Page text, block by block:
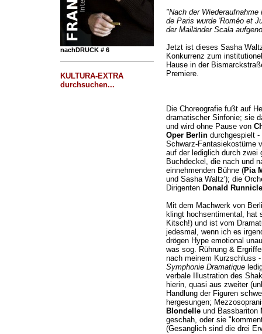
nachDRUCK # 6
KULTURA-EXTRA
durchsuchen...
"Nach der
de Paris wurde 'Roméo et
der Mailänder Scala
Jetzt ist dieses Sasha
Konkurrenz zum
Hause in der
Premiere.
Die Choreografie fußt auf
dramatischer Sinfonie; sie
und wird ohne Pause von
Oper Berlindurchgespielt -
Schwarz-Fantasiekostüme
auf der lediglich durch zwei
Buchdeckel, die nach und
einnehmenden Bühne (Pia
und Sasha Waltz'); die
Dirigenten Donald
Mit dem Machwerk von
klingt hochsentimental, hat
Kitsch!) und ist vom
jedesmal, wenn ich es
drögen Hype emotional
was sog. Rührung &
nach meinem Kurzschluss
Symphonie Dramatique
verbale Illustration des
hierin, quasi aus zweiter
Handlung der Figuren
hergesungen;
Blondelleund Bassbariton
geschah, oder sie
(Gesanglich sind die drei